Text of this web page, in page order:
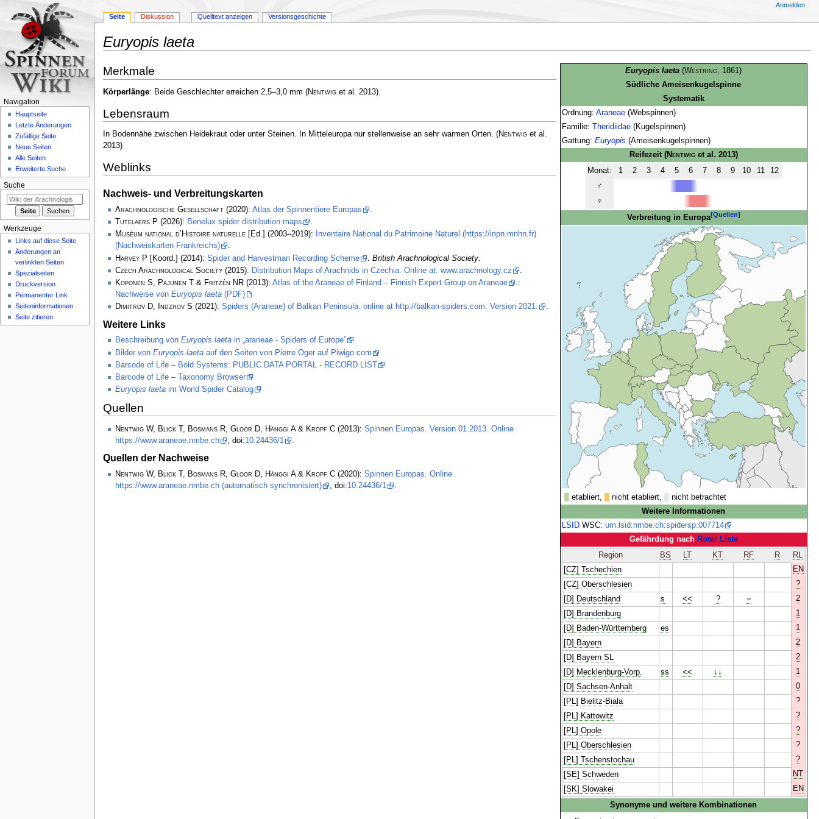
Euryopis laeta
Navigation
springen
Suche
springen
Euryopis laeta (Westring, 1861)
Südliche Ameisenkugelspinne
Systematik
Ordnung: Araneae(Webspinnen)
Familie:
Theridiidae(Kugelspinnen)
Gattung: Euryopis (Ameisenkugelspinnen)
Reifezeit (Nentwiget al. 2013)
Monat:
1 2 3 4 5 6 7 8 9 10 11
12
♂
♀
Verbreitung in Europa[Quellen]
etabliert, nicht etabliert,
nicht betrachtet
Weitere Informationen
LSIDWSC: urn:lsid:nmbe.ch:spidersp:007714
Gefährdung nach Roter Liste
Region
BS LT KT RF R
RL
[CZ] Tschechien
EN
[CZ] Oberschlesien
?
[D] Deutschland
s << ? =
2
[D] Brandenburg
1
[D] Baden-Württemberg
es
1
[D] Bayern
2
[D] Bayern SL
2
[D] Mecklenburg-Vorp.
ss << ↓↓
1
[D] Sachsen-Anhalt
0
[PL] Bielitz-Biala
?
[PL] Kattowitz
?
[PL] Opole
?
[PL] Oberschlesien
?
[PL] Tschenstochau
?
[SE] Schweden
NT
[SK] Slowakei
EN
Synonyme und weitere Kombinationen
Merkmale
Körperlänge: Beide Geschlechter erreichen 2,5–3,0 mm (Nentwiget al. 2013).
Lebensraum
In Bodennähe zwischen Heidekraut oder unter Steinen. In Mitteleuropa nur stellenweise an sehr warmen Orten. (Nentwiget al.
2013)
Weblinks
Nachweis- und Verbreitungskarten
Arachnologische Gesellschaft(2020): Atlas der Spinnentiere Europas
Tutelaers P (2026): Benelux spider distribution maps
.
Muséum national d’Histoire naturelle[Ed.] (2003–2019):
Inventaire National du Patrimoine Naturel (https://inpn.mnhn.fr)
(Nachweiskarten Frankreichs)
.
Harvey P [Koord.] (2014): Spider and Harvestman Recording Scheme British Arachnological Society.
Czech Arachnological Society(2015): Distribution Maps of Arachnids in Czechia. Online at: www.arachnology.cz
Koponen S, Pajunen T & Fritzén NR(2013): Atlas of the Araneae of Finland – Finnish Expert Group on Araneae
.:
Nachweise von Euryopis laeta(PDF)
Dimitrov D, Indzhov S (2021): Spiders (Araneae) of Balkan Peninsula. online at http://balkan-spiders.com. Version 2021. .
Weitere Links
Beschreibung von Euryopis laetain „araneae - Spiders of Europe”
Bilder von Euryopis laetaauf den Seiten von Pierre Oger auf Piwigo.com
Barcode of Life – Bold Systems: PUBLIC DATA PORTAL - RECORD LIST
Barcode of Life – Taxonomy Browser
Euryopis laetaim World Spider Catalog
Quellen
Nentwig W, Blick T, Bosmans R, Gloor D, Hänggi A & Kropf C(2013): Spinnen Europas. Version 01.2013. Online
https://www.araneae.nmbe.ch
, doi:10.24436/1 .
Quellen der Nachweise
Nentwig W, Blick T, Bosmans R, Gloor D, Hänggi A & Kropf C(2020): Spinnen Europas. Online
https://www.araneae.nmbe.ch (automatisch synchronisiert)
, doi:10.24436/1 .
Seite Diskussion Quelltext anzeigen Versionsgeschichte
Anmelden
Navigation
Hauptseite
Letzte Änderungen
Zufällige Seite
Neue Seiten
Alle Seiten
Erweiterte Suche
Suche
Werkzeuge
Links auf diese Seite
Änderungen an
verlinkten Seiten
Spezialseiten
Druckversion
Permanenter Link
Seiten­­informationen
Seite zitieren